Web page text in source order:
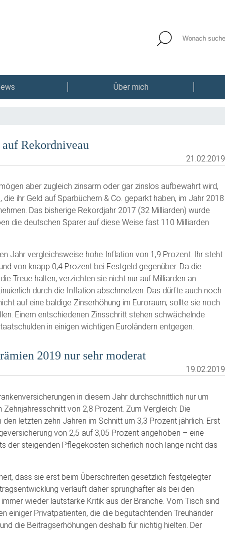
Über mich
Rekordniveau
21.02.2019
aber zugleich zinsarm oder gar zinslos aufbewahrt wird,
ihr Geld auf Sparbüchern & Co. geparkt haben, im Jahr 2018
Das bisherige Rekordjahr 2017 (32 Milliarden) wurde
die deutschen Sparer auf diese Weise fast 110 Milliarden
Jahr vergleichsweise hohe Inflation von 1,9 Prozent. Ihr steht
von knapp 0,4 Prozent bei Festgeld gegenüber. Da die
Treue halten, verzichten sie nicht nur auf Milliarden an
durch die Inflation abschmelzen. Das dürfte auch noch
auf eine baldige Zinserhöhung im Euroraum; sollte sie noch
Einem entschiedenen Zinsschritt stehen schwächelnde
in einigen wichtigen Euroländern entgegen.
2019 nur sehr moderat
19.02.2019
in diesem Jahr durchschnittlich nur um
von 2,8 Prozent. Zum Vergleich: Die
letzten zehn Jahren im Schnitt um 3,3 Prozent jährlich. Erst
von 2,5 auf 3,05 Prozent angehoben – eine
der steigenden Pflegekosten sicherlich noch lange nicht das
dass sie erst beim Überschreiten gesetzlich festgelegter
verläuft daher sprunghafter als bei den
wieder lautstarke Kritik aus der Branche. Vom Tisch sind
einiger Privatpatienten, die die begutachtenden Treuhänder
die Beitragserhöhungen deshalb für nichtig hielten. Der